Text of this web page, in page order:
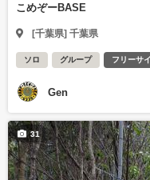
こめぞーBASE
[千葉県] 千葉県
ソロ グループ フリーサ
Gen
31